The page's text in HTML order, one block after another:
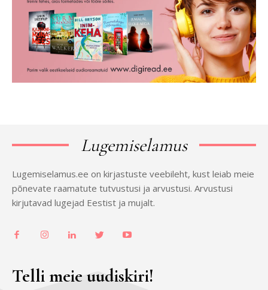
Lugemiselamus
Lugemiselamus.ee on kirjastuste veebileht, kust leiab meie
põnevate raamatute tutvustusi ja arvustusi. Arvustusi
kirjutavad lugejad Eestist ja mujalt.
Telli meie uudiskiri!